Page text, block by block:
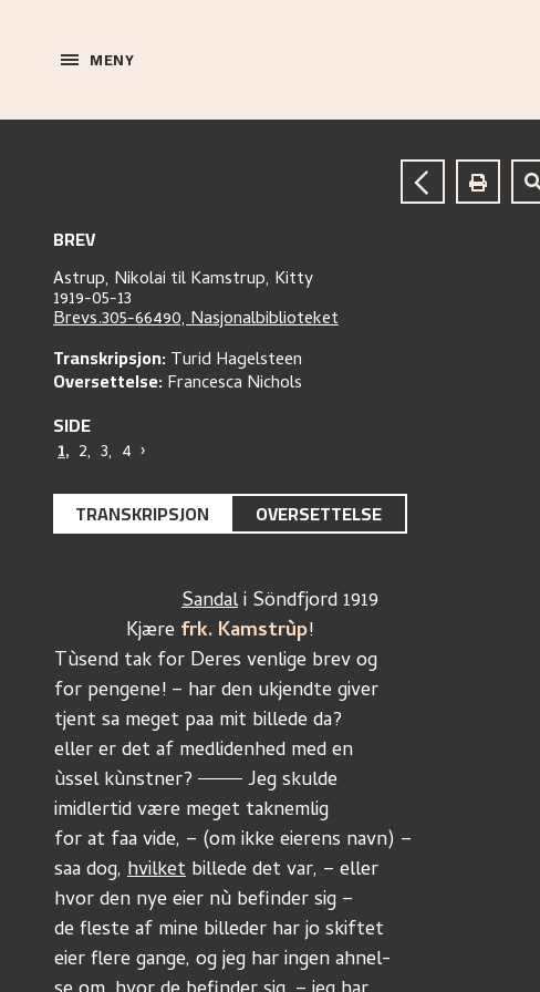
MENY
BREV
Astrup, Nikolai tilKamstrup, Kitty
1919-05-13
Brevs.305-66490, Nasjonalbiblioteket
Transkripsjon:Turid Hagelsteen
Oversettelse:Francesca Nichols
SIDE
1, 2, 3, 4 ›
TRANSKRIPSJON OVERSETTELSE
Sandal i Söndfjord 1919
             Kjære
frk. Kamstrùp!
Tùsend tak for Deres venlige brev og
for pengene! – har den ukjendte giver
tjent sa meget paa mit billede da?
eller er det af medlidenhed med en
ùssel kùnstner?
Jeg skulde
imidlertid være meget taknemlig
for at faa vide, – (om ikke eierens navn) –
saa dog, hvilket billede det var, – eller
hvor den nye eier nù befinder sig –
de fleste af mine billeder har jo skiftet
eier flere gange, og jeg har ingen ahnel-